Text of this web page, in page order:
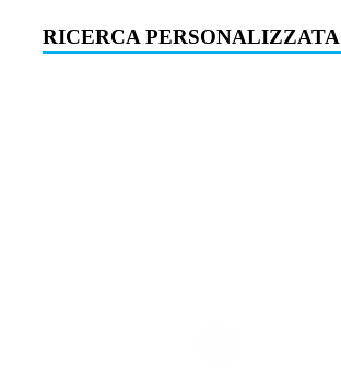
RICERCA PERSONALIZZATA